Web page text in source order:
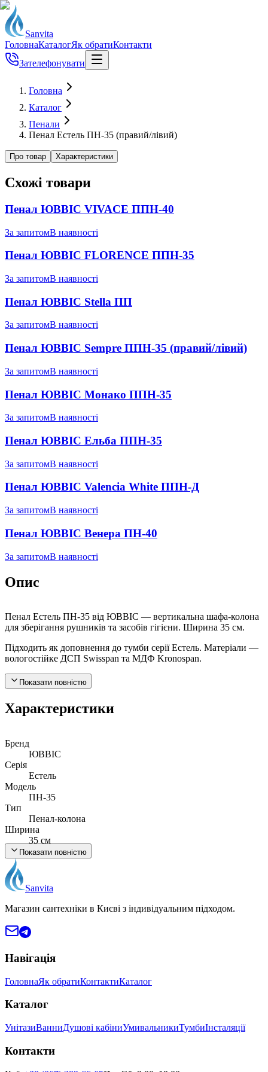
Sanvita
ГоловнаКаталогЯк обратиКонтакти
Зателефонувати
Головна
Каталог
Пенали
Пенал Естель ПН-35 (правий/лiвий)
Про товар Характеристики
Схожі товари
Пенал ЮВВІС VIVACE ППН-40
За запитомВ наявності
Пенал ЮВВІС FLORENCE ППН-35
За запитомВ наявності
Пенал ЮВВІС Stella ПП
За запитомВ наявності
Пенал ЮВВІС Sempre ППН-35 (правий/лiвий)
За запитомВ наявності
Пенал ЮВВІС Монако ППН-35
За запитомВ наявності
Пенал ЮВВІС Ельба ППН-35
За запитомВ наявності
Пенал ЮВВІС Valencia White ППН-Д
За запитомВ наявності
Пенал ЮВВІС Венера ПН-40
За запитомВ наявності
Опис
Пенал Естель ПН-35 від ЮВВІС — вертикальна шафа-колона
для зберігання рушників та засобів гігієни. Ширина 35 см.
Підходить як доповнення до тумби серії Естель. Матеріали —
вологостійке ДСП Swisspan та МДФ Kronospan.
Показати повністю
Характеристики
Бренд
ЮВВІС
Серія
Естель
Модель
ПН-35
Тип
Пенал-колона
Ширина
35 см
Висота
~1650 мм
Глибина
~320 мм
Матеріал корпусу
ДСП Swisspan (Швейцарія), вологостійкий
МДФ Kronospan
Монтаж
Країна виробник
Показати повністю
Sanvita
Магазин сантехніки в Києві з індивідуальним підходом.
Навігація
ГоловнаЯк обратиКонтактиКаталог
Каталог
УнітазиВанниДушові кабіниУмивальникиТумбиІнсталяції
Контакти